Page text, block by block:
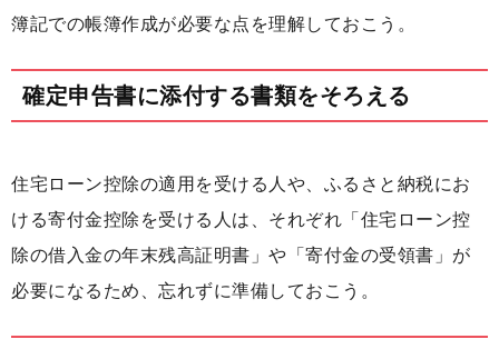
簿記での帳簿作成が必要な点を理解しておこう。
確定申告書に添付する書類をそろえる
住宅ローン控除の適用を受ける人や、ふるさと納税にお
ける寄付金控除を受ける人は、それぞれ「住宅ローン控
除の借入金の年末残高証明書」や「寄付金の受領書」が
必要になるため、忘れずに準備しておこう。